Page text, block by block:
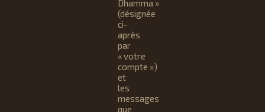
Dhamma »
(désignée
ci-
après
par
« votre
compte »)
et
les
messages
que